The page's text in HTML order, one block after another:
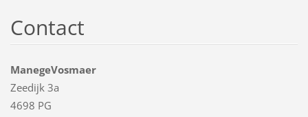
Contact
ManegeVosmaer
Zeedijk 3a
4698 PG